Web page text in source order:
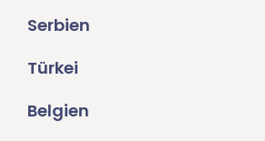
Serbien
Türkei
Belgien